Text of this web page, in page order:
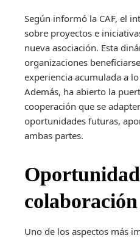
Según informó la CAF, el
sobre proyectos e
nueva asociación. Esta
organizaciones
experiencia acumulada a
Además, ha abierto la
cooperación que se
oportunidades futuras,
ambas partes.
colaboración
Uno de los aspectos más